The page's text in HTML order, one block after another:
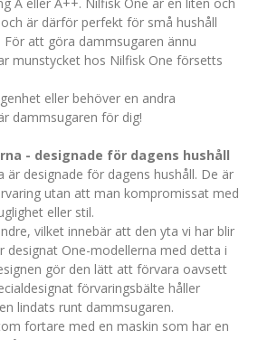
är därför perfekt för små hushåll
att göra dammsugaren ännu
munstycket hos Nilfisk One försetts
eller behöver en andra
dammsugaren för dig!
- designade för dagens hushåll
är designade för dagens hushåll. De är
utan att man kompromissat med
eller stil.
vilket innebär att den yta vi har blir
designat One-modellerna med detta i
gör den lätt att förvara oavsett
förvaringsbälte håller
lindats runt dammsugaren.
fortare med en maskin som har en